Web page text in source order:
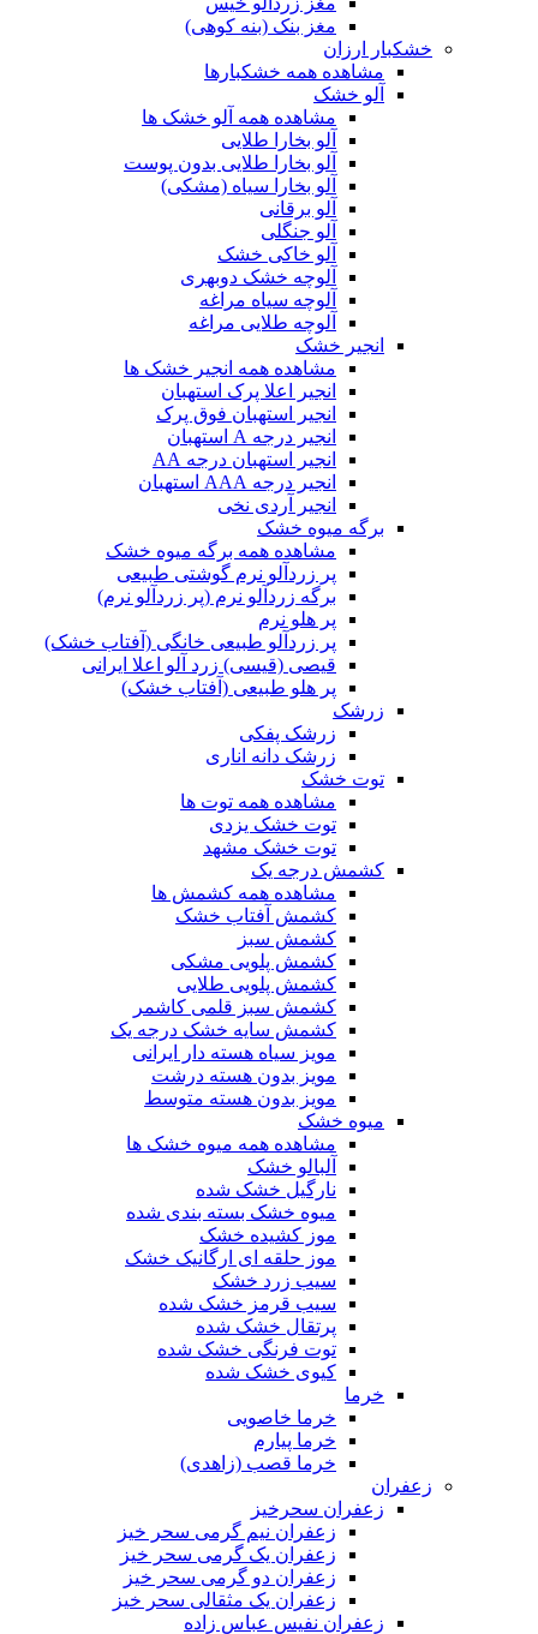
مغز بنک (بنه کوهی)
خشکبار ارزان
مشاهده همه خشکبارها
آلو خشک
مشاهده همه آلو خشک ها
آلو بخارا طلایی
آلو بخارا طلایی بدون پوست
آلو بخارا سیاه (مشکی)
آلو برقانی
آلو جنگلی
آلو خاکی خشک
آلوچه خشک دوبهری
آلوچه سیاه مراغه
آلوچه طلایی مراغه
انجیر خشک
مشاهده همه انجیر خشک ها
انجیر اعلا پرک استهبان
انجیر استهبان فوق پرک
انجیر درجه A استهبان
انجیر استهبان درجه AA
انجیر درجه AAA استهبان
انجیر آردی نخی
برگه میوه خشک
مشاهده همه برگه میوه خشک
پر زردآلو نرم گوشتی طبیعی
برگه زردآلو نرم (پر زردآلو نرم)
پر هلو نرم
پر زردآلو طبیعی خانگی (آفتاب خشک)
قیصی (قیسی) زرد آلو اعلا ایرانی
پر هلو طبیعی (آفتاب خشک)
زرشک
زرشک پفکی
زرشک دانه اناری
توت خشک
مشاهده همه توت ها
توت خشک یزدی
توت خشک مشهد
کشمش درجه یک
مشاهده همه کشمش ها
کشمش آفتاب خشک
کشمش سبز
کشمش پلویی مشکی
کشمش پلویی طلایی
کشمش سبز قلمی کاشمر
کشمش سایه خشک درجه یک
مویز سیاه هسته دار ایرانی
مویز بدون هسته درشت
مویز بدون هسته متوسط
میوه خشک
مشاهده همه میوه خشک ها
آلبالو خشک
نارگیل خشک شده
میوه خشک بسته بندی شده
موز کشیده خشک
موز حلقه ای ارگانیک خشک
سیب زرد خشک
سیب قرمز خشک شده
پرتقال خشک شده
توت فرنگی خشک شده
کیوی خشک شده
خرما
خرما خاصویی
خرما پیارم
خرما قصب (زاهدی)
زعفران
زعفران سحرخیز
زعفران نیم گرمی سحر خیز
زعفران یک گرمی سحر خیز
زعفران دو گرمی سحر خیز
زعفران یک مثقالی سحر خیز
زعفران نفیس عباس زاده